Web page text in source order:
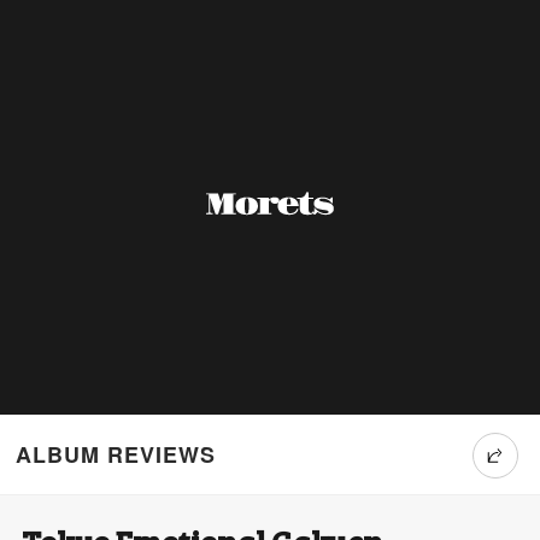
ALBUM REVIEWS